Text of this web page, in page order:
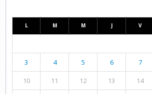
L M M J V
3 4 5 6 7
10 11 12 13 14